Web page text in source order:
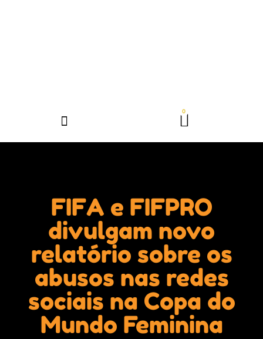
FIFA e FIFPRO
divulgam novo
relatório sobre os
abusos nas redes
sociais na Copa do
Mundo Feminina